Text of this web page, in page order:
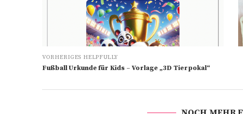
VORHERIGES HELPFULLY
Fußball Urkunde für Kids – Vorlage „3D Tierpokal“